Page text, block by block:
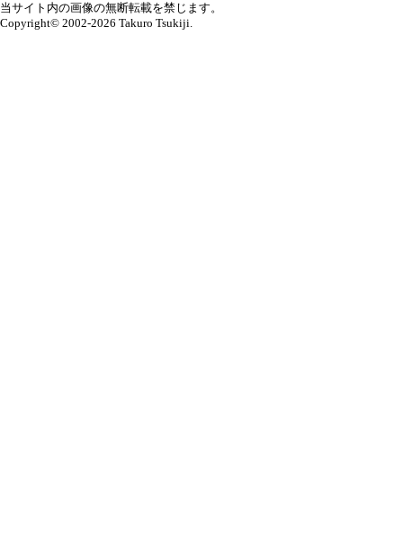
当サイト内の画像の無断転載を禁じます。
Copyright© 2002-2026 Takuro Tsukiji.